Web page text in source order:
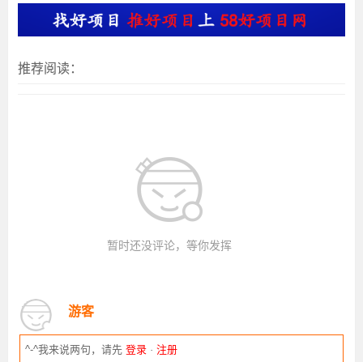
推荐阅读：
暂时还没评论，等你发挥
游客
^-^我来说两句，请先登录 · 注册